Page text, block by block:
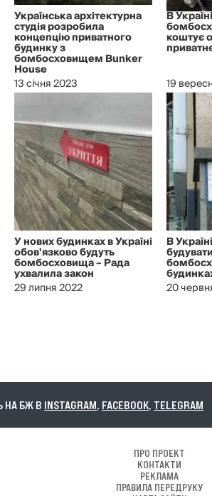
Українська архітектурна
студія розробила
концепцію приватного
будинку з
бомбосховищем Bunker
House
13 січня 2023
В
коштує
19
У нових будинках в Україні
обов'язково будуть
бомбосховища – Рада
ухвалила закон
29 липня 2022
В
20
БЖ ВINSTAGRAM,FACEBOOK,TELEGRAM
ПРО ПРОЕКТ
КОНТАКТИ
РЕКЛАМА
ПРАВИЛА ПЕРЕДРУКУ